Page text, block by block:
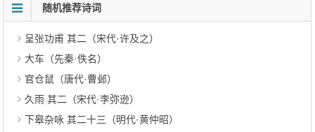
随机推荐诗词
呈张功甫 其二（宋代·许及之）
大车（先秦·佚名）
官仓鼠（唐代·曹邺）
久雨 其二（宋代·李弥逊）
下皋杂咏 其二十三（明代·黄仲昭）